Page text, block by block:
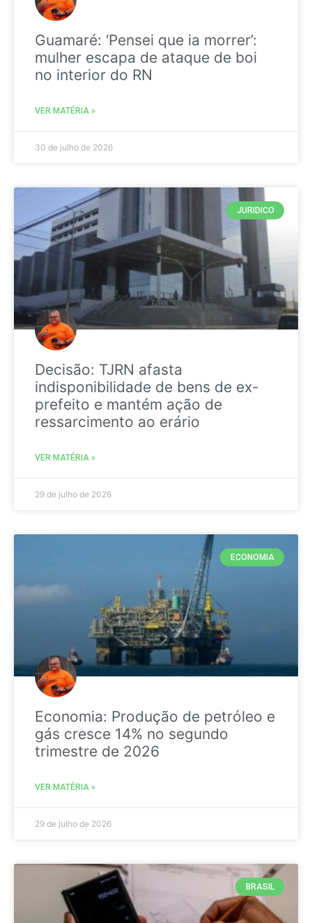
Guamaré: ‘Pensei que ia morrer’:
mulher escapa de ataque de boi
no interior do RN
VER MATÉRIA »
30 de julho de 2026
JURIDICO
Decisão: TJRN afasta
indisponibilidade de bens de ex-
prefeito e mantém ação de
ressarcimento ao erário
VER MATÉRIA »
29 de julho de 2026
ECONOMIA
Economia: Produção de petróleo e
gás cresce 14% no segundo
trimestre de 2026
VER MATÉRIA »
29 de julho de 2026
BRASIL